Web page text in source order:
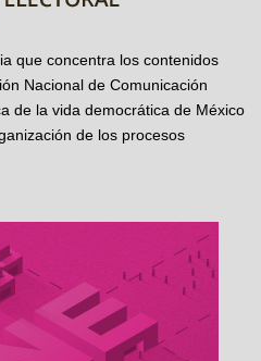
que concentra los contenidos
Nacional de Comunicación
de la vida democrática de México
de los procesos